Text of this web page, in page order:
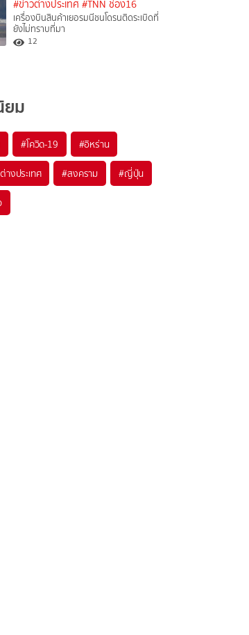
#ข่าวต่างประเทศ #TNN ช่อง16
เครื่องบินสินค้าเยอรมนีชนโดรนติดระเบิดที่
ยังไม่ทราบที่มา
12
ม
#โควิด-19 #อิหร่าน
างประเทศ #สงคราม #ญี่ปุ่น